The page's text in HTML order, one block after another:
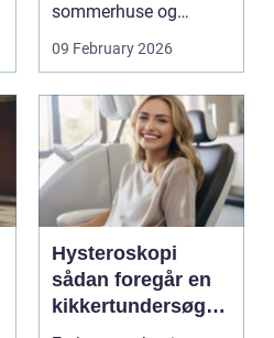
sommerhuse og
mindre erhverv i
Odsherred. Mang...
09 February 2026
Hysteroskopi
sådan foregår en
kikkertundersøgel
se af livmoderen